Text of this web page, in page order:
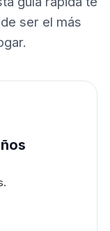
ser el más